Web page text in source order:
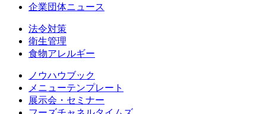
企業団体ニュース
法令対策
衛生管理
食物アレルギー
ノウハウブック
メニューテンプレート
展示会・セミナー